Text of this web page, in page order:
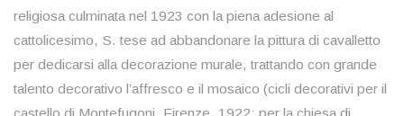
religiosa culminata nel 1923 con la piena adesione al
cattolicesimo, S. tese ad abbandonare la pittura di cavalletto
per dedicarsi alla decorazione murale, trattando con grande
talento decorativo l’affresco e il mosaico (cicli decorativi per il
castello di Montefugoni, Firenze, 1922; per la chiesa di